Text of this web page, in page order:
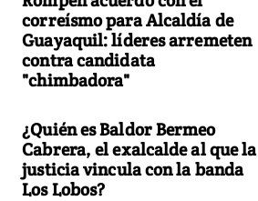
correísmo para Alcaldía de
Guayaquil: líderes arremeten
contra candidata
"chimbadora"
¿Quién es Baldor Bermeo
Cabrera, el exalcalde al que la
justicia vincula con la banda
Los Lobos?